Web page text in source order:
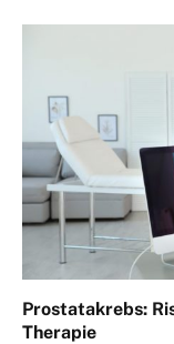
Prostatakrebs:
Therapie